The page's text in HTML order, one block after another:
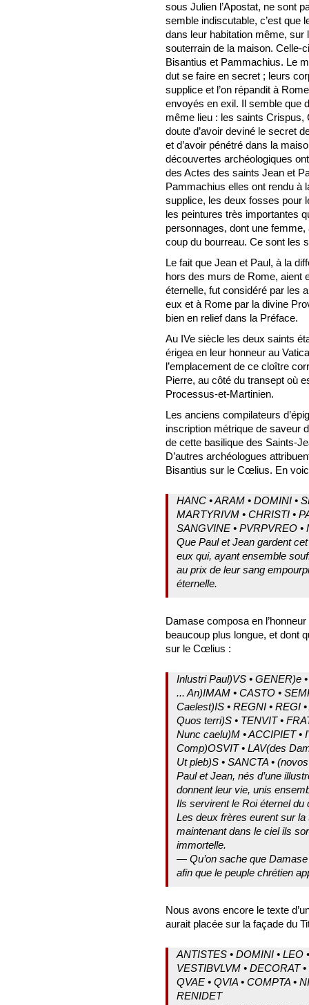
sous Julien l’Apostat, ne sont
semble indiscutable, c’est que
dans leur habitation même,
souterrain de la maison. Celle-
Bisantius et Pammachius. Le
dut se faire en secret ; leurs
supplice et l’on répandit à
envoyés en exil. Il semble que
même lieu : les saints Crispus,
doute d’avoir deviné le secret
et d’avoir pénétré dans la
découvertes archéologiques
des Actes des saints Jean et
Pammachius elles ont rendu à
supplice, les deux fosses pour
les peintures très importantes
personnages, dont une
coup du bourreau. Ce sont les
Le fait que Jean et Paul, à la
hors des murs de Rome, aient
éternelle, fut considéré par les
eux et à Rome par la divine
bien en relief dans la Préface.
Au IVe siècle les deux saints
érigea en leur honneur au
l’emplacement de ce cloître
Pierre, au côté du transept où
Processus-et-Martinien.
Les anciens compilateurs
inscription métrique de saveur
de cette basilique des Saints-
D’autres archéologues
Bisantius sur le Cœlius. En
HANC • ARAM • DOMINI •
MARTYRIVM • CHRISTI •
SANGVINE • PVRPVREO •
Que Paul et Jean gardent
eux qui, ayant ensemble
au prix de leur sang
éternelle.
Damase composa en
beaucoup plus longue, et dont
sur le Cœlius :
Inlustri Paul)VS • GENER)e
... An)IMAM • CASTO •
Caelest)IS • REGNI • REGI
Quos terri)S • TENVIT •
Nunc caelu)M • ACCIPIET
Comp)OSVIT • LAV(des
Ut pleb)S • SANCTA •
Paul et Jean, nés d’une
donnent leur vie, unis
Ils servirent le Roi éternel du
Les deux frères eurent sur
maintenant dans le ciel ils
immortelle.
— Qu’on sache que
afin que le peuple chrétien
Nous avons encore le texte
aurait placée sur la façade du
ANTISTES • DOMINI • LEO
VESTIBVLVM • DECORAT
QVAE • QVIA • COMPTA •
RENIDET